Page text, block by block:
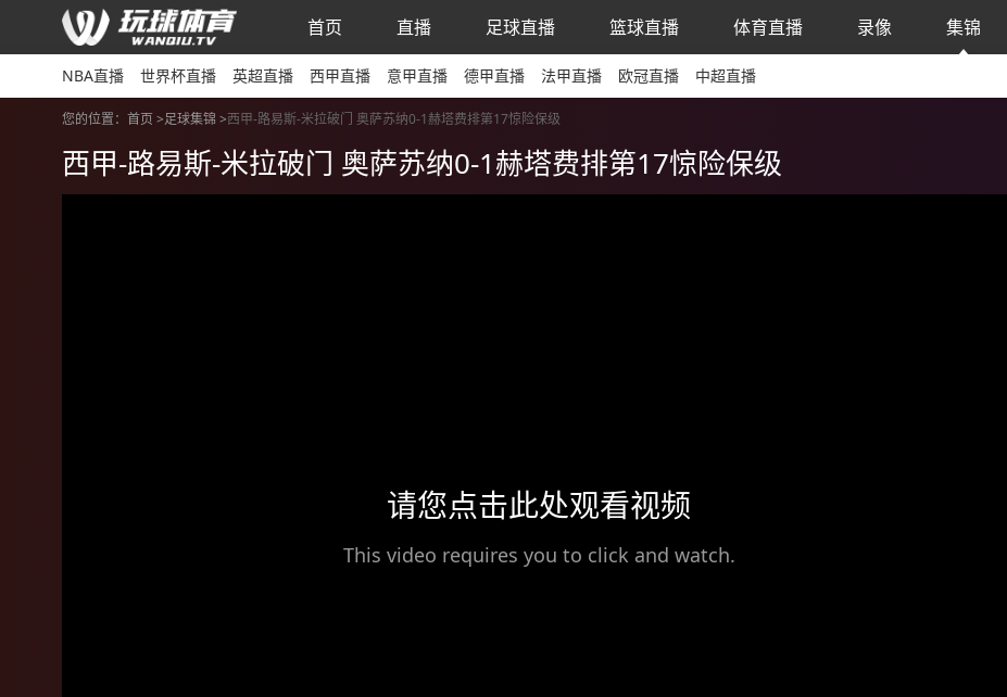
首页 直播 足球直播 篮球直播 体育直播 录像 集锦
NBA直播 世界杯直播 英超直播 西甲直播 意甲直播 德甲直播 法甲直播 欧冠直播 中超直播
您的位置： 首页 >足球集锦 >西甲-路易斯-米拉破门 奥萨苏纳0-1赫塔费排第17惊险保级
西甲-路易斯-米拉破门 奥萨苏纳0-1赫塔费排第17惊险保级
请您点击此处观看视频
This video requires you to click and watch.